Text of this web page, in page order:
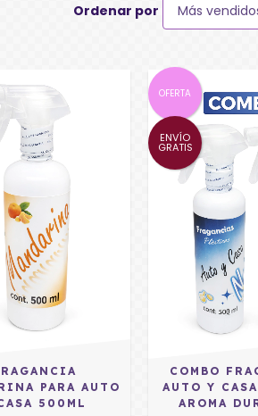
Ordenar por
PARA AUTO
500ML
OFERTA
ENVÍO
GRATIS
COMBO
AUTO Y
AROMA